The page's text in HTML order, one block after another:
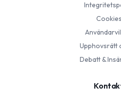
Cookies
Upphovsrätt
Debatt &